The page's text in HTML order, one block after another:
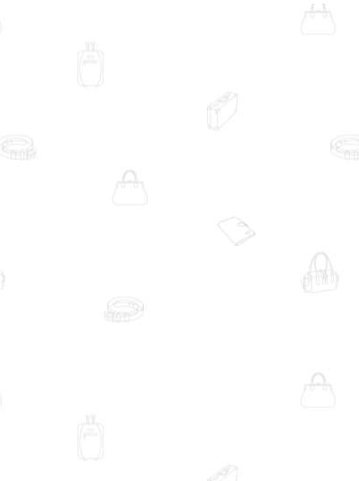
середнього розміру AirScape®,листом
це не жорсткий валізний формат - фінальна форма
носіння:
, пляшка, телефон, ключі й
теж різна. У Nebula 32 є велике основне відділення,
але логіка залишається організованою: важливі речі
Nebula працюють не як декор, а як частина сценарію. У
від подряпин допомагають розподілити речі
широким: від невеликого формату через плече для